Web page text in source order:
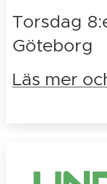
Torsdag
Göteborg
Läs mer